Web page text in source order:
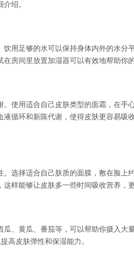
绍。
用足够的水可以保持身体内外的水分
房间里放置加湿器可以有效地帮助你的
使用适合自己皮肤类型的面霜，在手
循环和新陈代谢，使得皮肤更容易吸
选择适合自己肤质的面膜，敷在脸上
样能够让皮肤多一些时间吸收营养，
、黄瓜、番茄等，可以帮助你摄入大
高皮肤弹性和保湿能力。